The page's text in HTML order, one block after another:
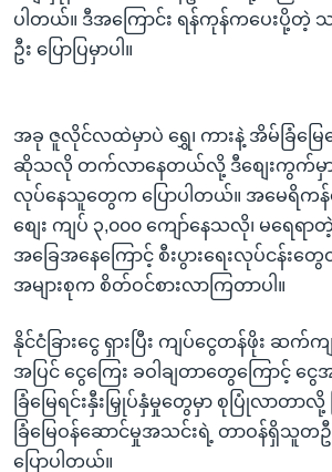
ပါတယ်။ ဒီအကြောင်း ရန်ကုန်ကပေးပို့
ဦး ပြောပြမှာပါ။
အခု ဇူလိုင်လထဲမှာပဲ ရွှေ၊ ကားနဲ့ အိမ်ခြံမ
ဆိုသလို တက်လာနေတယ်လို့ ဒီစျေးကွက်မှာ
လုပ်နေသူတွေက ပြောပါတယ်။ အမေရိကန်ဒ
စျေး ကျပ် ၃,၀၀၀ ကျော်နေသလို၊ မရေရာ
အခြေအနေကြောင့် စီးပွားရေးလုပ်ငန်း
အများစုက စိတ်ဝင်စားလာကြတာပါ။
နိုင်ငံခြားငွေ ရှားပြီး ကျပ်ငွေတန်ဖိုး ဆက်က
အပြင် ငွေကြေး ခဝါချတာတွေကြောင့် ငွေ
ခြံမြေရင်းနှီးမြှုပ်နှံမှုတွေမှာ စုပြုံလာတာလို့
ခြံမြေဝန်ဆောင်မှုအသင်းရဲ့ တာဝန်ရှိသူ
ပြောပါတယ်။